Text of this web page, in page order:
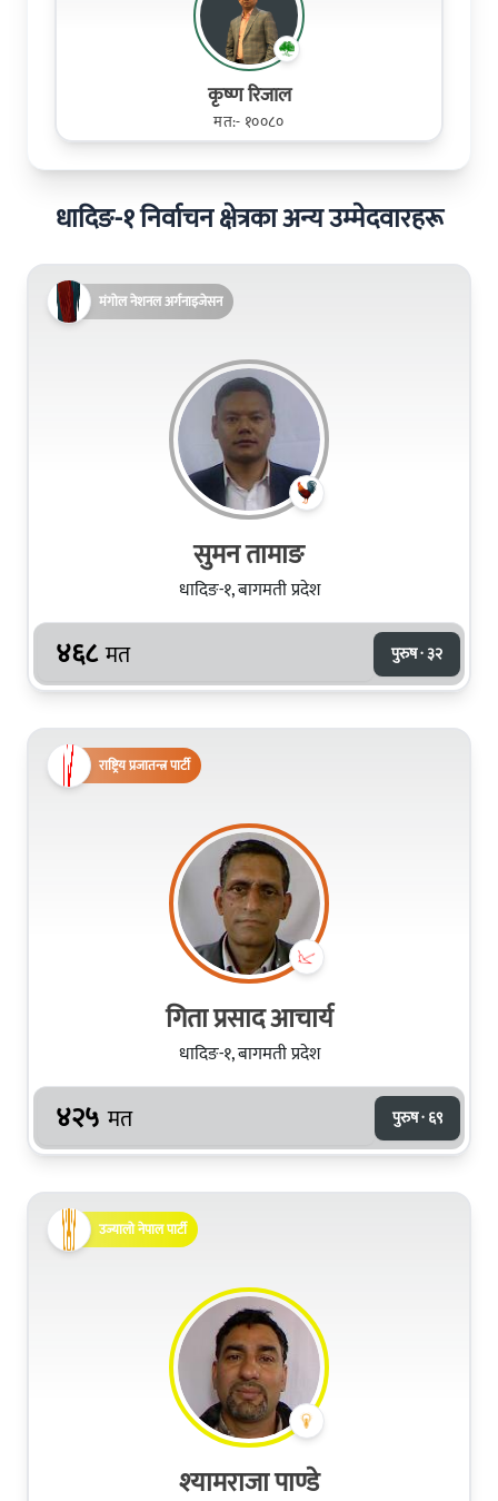
कृष्ण रिजाल
मत:- १००८०
धादिङ-१ निर्वाचन क्षेत्रका अन्य उम्मेदवारहरू
मंगोल नेशनल अर्गनाइजेसन
सुमन तामाङ
धादिङ-१, बागमती प्रदेश
४६८ मत पुरुष · ३२
राष्ट्रिय प्रजातन्त्र पार्टी
गिता प्रसाद आचार्य
धादिङ-१, बागमती प्रदेश
४२५ मत पुरुष · ६९
उज्यालो नेपाल पार्टी
श्‍यामराजा पाण्डे